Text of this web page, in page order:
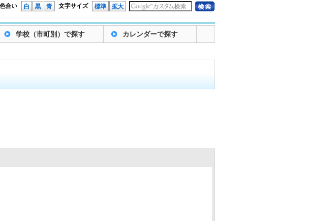
文字サイズ 標準 拡大
色合い 白 黒 青
学校（市町別）で探す カレンダーで探す